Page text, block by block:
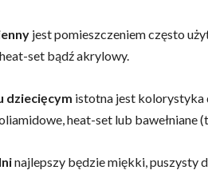
jest pomieszczeniem często
heat-set bądź akrylowy.
dziecięcym istotna jest kolorystyka
heat-set lub bawełniane
najlepszy będzie miękki, puszysty